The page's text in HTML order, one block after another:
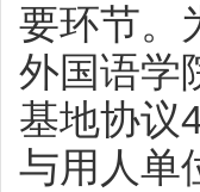
要环节。
外国语学
基地协议
与用人单